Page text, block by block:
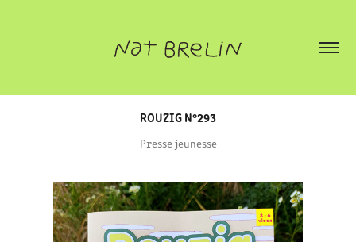
ROUZIG N°293
Presse jeunesse